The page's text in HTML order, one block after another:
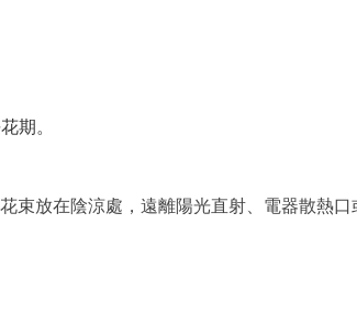
期。
束放在陰涼處，遠離陽光直射、電器散熱口